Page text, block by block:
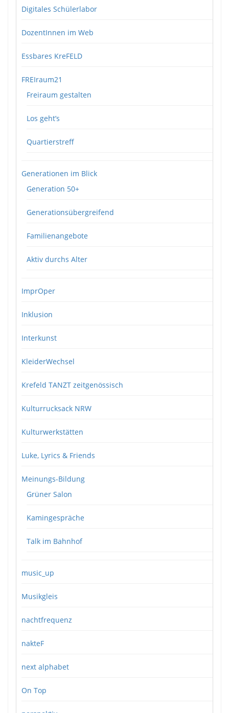
Digitales Schülerlabor
DozentInnen im Web
Essbares KreFELD
FREIraum21
Freiraum gestalten
Los geht’s
Quartierstreff
Generationen im Blick
Generation 50+
Generationsübergreifend
Familienangebote
Aktiv durchs Alter
ImprOper
Inklusion
Interkunst
KleiderWechsel
Krefeld TANZT zeitgenössisch
Kulturrucksack NRW
Kulturwerkstätten
Luke, Lyrics & Friends
Meinungs-Bildung
Grüner Salon
Kamingespräche
Talk im Bahnhof
music_up
Musikgleis
nachtfrequenz
nakteF
next alphabet
On Top